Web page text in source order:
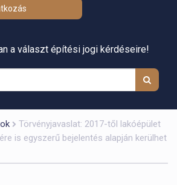
a választ építési jogi kérdéseire!
Törvényjavaslat: 2017-től lakóépület
is egyszerű bejelentés alapján kerülhet